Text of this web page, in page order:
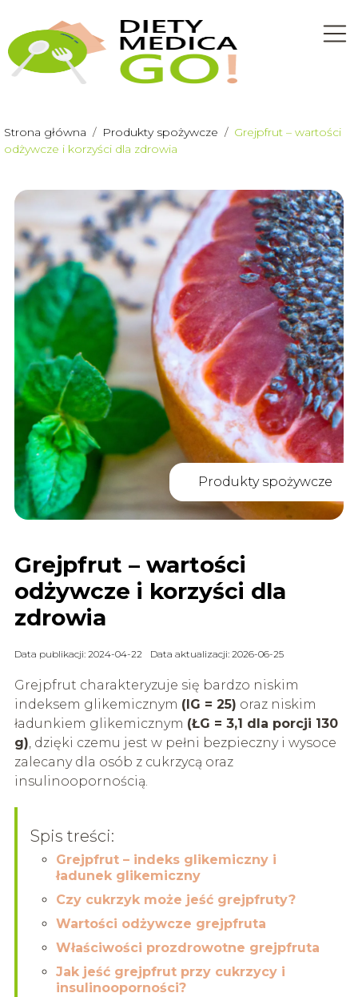
Strona główna / Produkty spożywcze / Grejpfrut – wartości
odżywcze i korzyści dla zdrowia
Produkty spożywcze
Grejpfrut – wartości
odżywcze i korzyści dla
zdrowia
Data publikacji: 2024-04-22 Data aktualizacji: 2026-06-25
Grejpfrut charakteryzuje się bardzo niskim
indeksem glikemicznym (IG = 25) oraz niskim
ładunkiem glikemicznym (ŁG = 3,1 dla porcji 130
g), dzięki czemu jest w pełni bezpieczny i wysoce
zalecany dla osób z cukrzycą oraz
insulinoopornością.
Spis treści:
Grejpfrut – indeks glikemiczny i
ładunek glikemiczny
Czy cukrzyk może jeść grejpfruty?
Wartości odżywcze grejpfruta
Właściwości prozdrowotne grejpfruta
Jak jeść grejpfrut przy cukrzycy i
insulinooporności?